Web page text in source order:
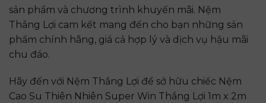
sản phẩm và chương trình khuyến mãi. Nệm
Thắng Lợi cam kết mang đến cho bạn những sản
phẩm chính hãng, giá cả hợp lý và dịch vụ hậu mãi
chu đáo.
Hãy đến với Nệm Thắng Lợi để sở hữu chiếc Nệm
Cao Su Thiên Nhiên Super Win Thắng Lợi 1m x 2m